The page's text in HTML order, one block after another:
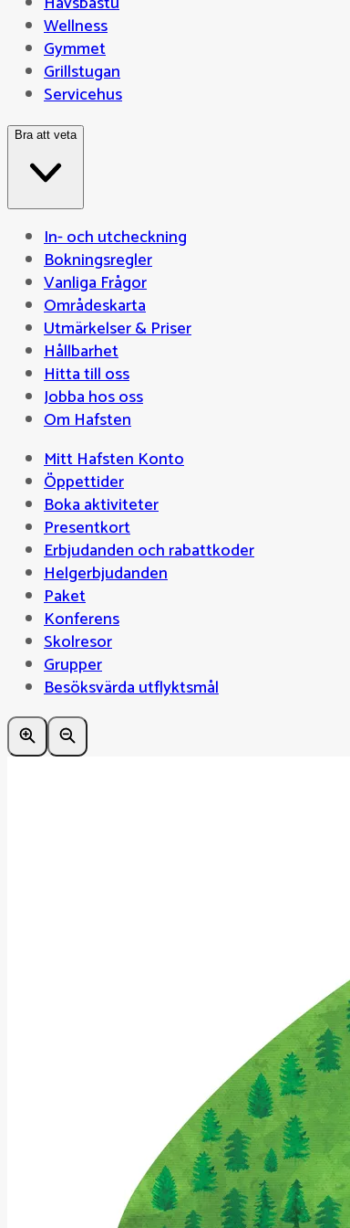
Wellness
Gymmet
Grillstugan
Servicehus
Bra att veta
In- och utcheckning
Bokningsregler
Vanliga Frågor
Områdeskarta
Utmärkelser & Priser
Hållbarhet
Hitta till oss
Jobba hos oss
Om Hafsten
Mitt Hafsten Konto
Öppettider
Boka aktiviteter
Presentkort
Erbjudanden och rabattkoder
Helgerbjudanden
Paket
Konferens
Skolresor
Grupper
Besöksvärda utflyktsmål